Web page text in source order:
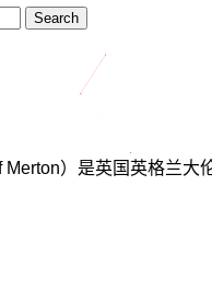
Search
）是英国英格兰大